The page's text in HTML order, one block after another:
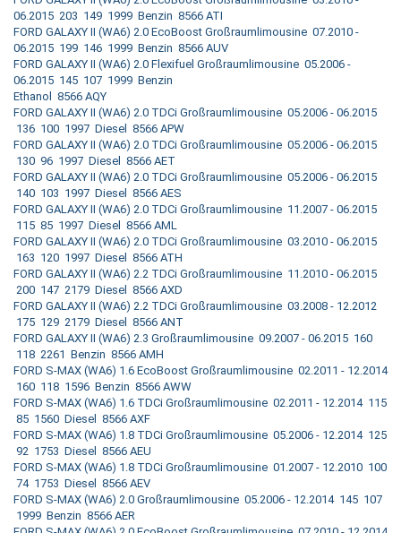
06.2015 203 149 1999 Benzin 8566 ATI
FORD GALAXY II (WA6) 2.0 EcoBoost Großraumlimousine 07.2010 -
06.2015 199 146 1999 Benzin 8566 AUV
FORD GALAXY II (WA6) 2.0 Flexifuel Großraumlimousine 05.2006 -
06.2015 145 107 1999 Benzin
Ethanol 8566 AQY
FORD GALAXY II (WA6) 2.0 TDCi Großraumlimousine 05.2006 - 06.2015
136 100 1997 Diesel 8566 APW
FORD GALAXY II (WA6) 2.0 TDCi Großraumlimousine 05.2006 - 06.2015
130 96 1997 Diesel 8566 AET
FORD GALAXY II (WA6) 2.0 TDCi Großraumlimousine 05.2006 - 06.2015
140 103 1997 Diesel 8566 AES
FORD GALAXY II (WA6) 2.0 TDCi Großraumlimousine 11.2007 - 06.2015
115 85 1997 Diesel 8566 AML
FORD GALAXY II (WA6) 2.0 TDCi Großraumlimousine 03.2010 - 06.2015
163 120 1997 Diesel 8566 ATH
FORD GALAXY II (WA6) 2.2 TDCi Großraumlimousine 11.2010 - 06.2015
200 147 2179 Diesel 8566 AXD
FORD GALAXY II (WA6) 2.2 TDCi Großraumlimousine 03.2008 - 12.2012
175 129 2179 Diesel 8566 ANT
FORD GALAXY II (WA6) 2.3 Großraumlimousine 09.2007 - 06.2015 160
118 2261 Benzin 8566 AMH
FORD S-MAX (WA6) 1.6 EcoBoost Großraumlimousine 02.2011 - 12.2014
160 118 1596 Benzin 8566 AWW
FORD S-MAX (WA6) 1.6 TDCi Großraumlimousine 02.2011 - 12.2014 115
85 1560 Diesel 8566 AXF
FORD S-MAX (WA6) 1.8 TDCi Großraumlimousine 05.2006 - 12.2014 125
92 1753 Diesel 8566 AEU
FORD S-MAX (WA6) 1.8 TDCi Großraumlimousine 01.2007 - 12.2010 100
74 1753 Diesel 8566 AEV
FORD S-MAX (WA6) 2.0 Großraumlimousine 05.2006 - 12.2014 145 107
1999 Benzin 8566 AER